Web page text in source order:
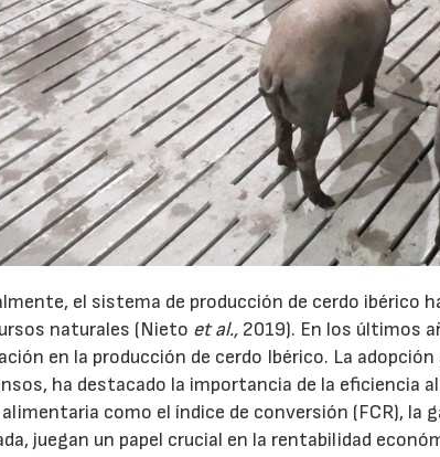
el sistema de producción de cerdo ibérico
naturales (Nieto et al., 2019). En los últimos
en la producción de cerdo Ibérico. La
ha destacado la importancia de la
como el índice de conversión (FCR), la
juegan un papel crucial en la rentabilidad